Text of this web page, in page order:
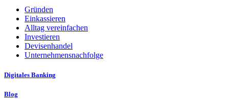
Gründen
Einkassieren
Alltag vereinfachen
Investieren
Devisenhandel
Unternehmensnachfolge
Digitales Banking
Blog